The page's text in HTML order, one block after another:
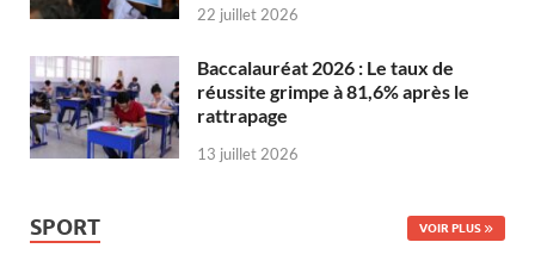
22 juillet 2026
Baccalauréat 2026 : Le taux de
réussite grimpe à 81,6% après le
rattrapage
13 juillet 2026
SPORT VOIR PLUS